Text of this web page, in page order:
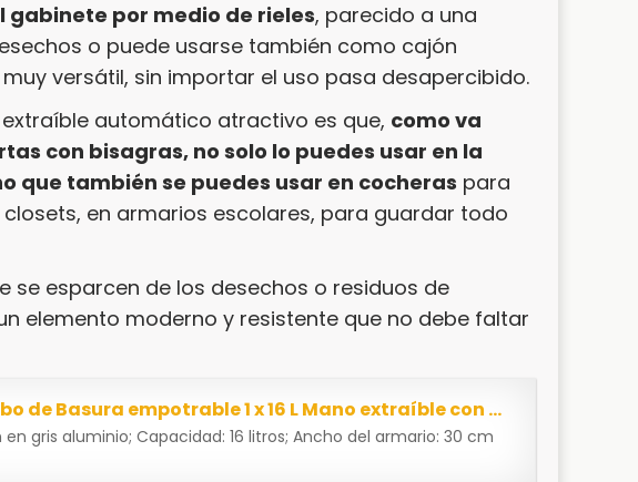
gabinete por medio de rieles, parecido a una
o puede usarse también como cajón
versátil, sin importar el uso pasa desapercibido.
automático atractivo es que, como va
con bisagras, no solo lo puedes usar en la
que también se puedes usar en cocheras para
en armarios escolares, para guardar todo
se esparcen de los desechos o residuos de
elemento moderno y resistente que no debe faltar
Quellmalz Cocina Cubo de Basura empotrable 1 x 16 L Mano extraíble con automática de la...
gris aluminio; Capacidad: 16 litros; Ancho del armario: 30 cm